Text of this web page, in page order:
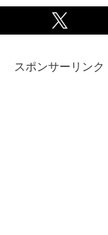
スポンサーリンク